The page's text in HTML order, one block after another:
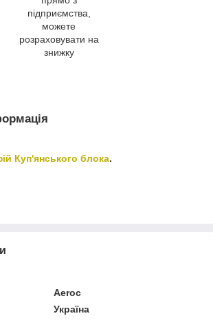
підприємства,
можете
розраховувати на
знижку
Куп'янського блока.
Aeroc
Україна